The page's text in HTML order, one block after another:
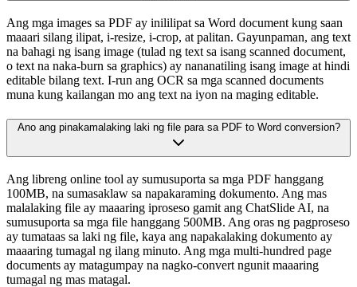
Ang mga images sa PDF ay inililipat sa Word document kung saan
maaari silang ilipat, i-resize, i-crop, at palitan. Gayunpaman, ang text
na bahagi ng isang image (tulad ng text sa isang scanned document,
o text na naka-burn sa graphics) ay nananatiling isang image at hindi
editable bilang text. I-run ang OCR sa mga scanned documents
muna kung kailangan mo ang text na iyon na maging editable.
Ano ang pinakamalaking laki ng file para sa PDF to Word conversion?
Ang libreng online tool ay sumusuporta sa mga PDF hanggang
100MB, na sumasaklaw sa napakaraming dokumento. Ang mas
malalaking file ay maaaring iproseso gamit ang ChatSlide AI, na
sumusuporta sa mga file hanggang 500MB. Ang oras ng pagproseso
ay tumataas sa laki ng file, kaya ang napakalaking dokumento ay
maaaring tumagal ng ilang minuto. Ang mga multi-hundred page
documents ay matagumpay na nagko-convert ngunit maaaring
tumagal ng mas matagal.